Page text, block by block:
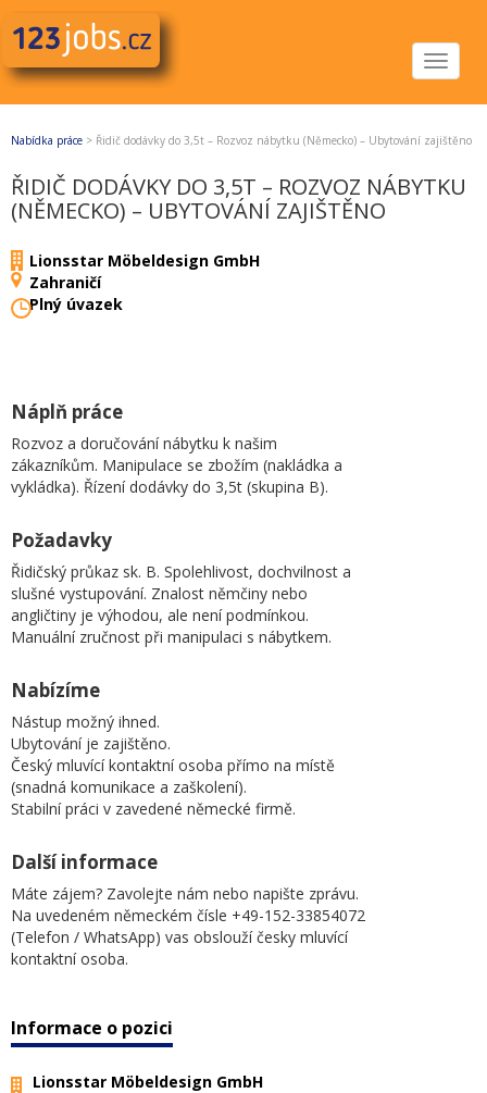
Toggle
Nabídka práce > Řidič dodávky do 3,5t – Rozvoz nábytku (Německo) – Ubytování zajištěno
ŘIDIČ DODÁVKY DO 3,5T – ROZVOZ NÁBYTKU
(NĚMECKO) – UBYTOVÁNÍ ZAJIŠTĚNO
Lionsstar Möbeldesign GmbH
Zahraničí
Plný úvazek
Náplň práce
Rozvoz a doručování nábytku k našim
zákazníkům. Manipulace se zbožím (nakládka a
vykládka). Řízení dodávky do 3,5t (skupina B).
Požadavky
Řidičský průkaz sk. B. Spolehlivost, dochvilnost a
slušné vystupování. Znalost němčiny nebo
angličtiny je výhodou, ale není podmínkou.
Manuální zručnost při manipulaci s nábytkem.
Nabízíme
Nástup možný ihned.
Ubytování je zajištěno.
Český mluvící kontaktní osoba přímo na místě
(snadná komunikace a zaškolení).
Stabilní práci v zavedené německé firmě.
Další informace
Máte zájem? Zavolejte nám nebo napište zprávu.
Na uvedeném německém čísle +49-152-33854072
(Telefon / WhatsApp) vas obslouží česky mluvící
kontaktní osoba.
Informace o pozici
Lionsstar Möbeldesign GmbH